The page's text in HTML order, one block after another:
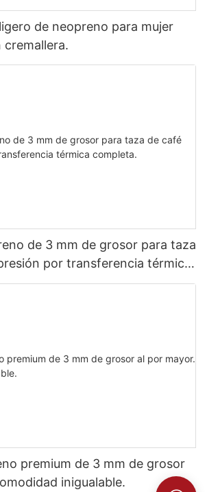
de neopreno para mujer
de 3 mm de grosor para taza
por transferencia térmica
premium de 3 mm de grosor
inigualable.